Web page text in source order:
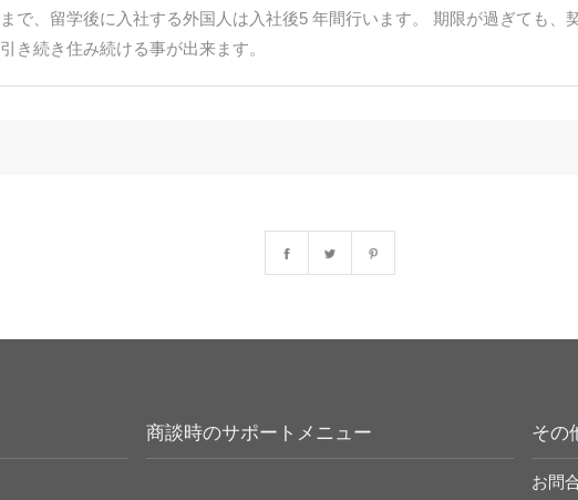
まで、留学後に入社する外国人は入社後5 年間行います。 期限が過ぎても、
引き続き住み続ける事が出来ます。
商談時のサポートメニュー その
お問